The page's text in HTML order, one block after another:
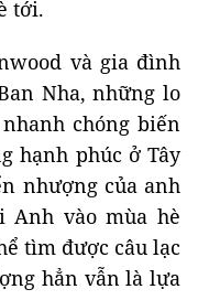
tới.
và gia đình
Nha, những lo
chóng biến
hạnh phúc ở Tây
nhượng của anh
Anh vào mùa hè
tìm được câu lạc
hẳn vẫn là lựa